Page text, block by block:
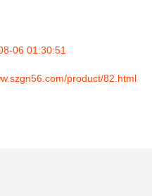
06 01:30:51
product/82.html